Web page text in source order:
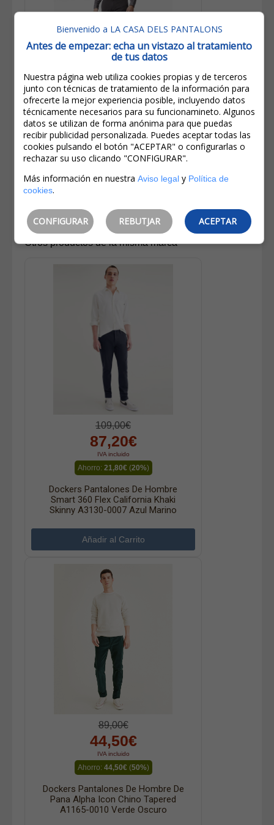
109,00€
87,20€
IVA incluido
Ahorro: 21,80€(20%)
Dockers Pantalones De Hombre
Gris Oscuro
Otros productos de la misma marca
109,00€
87,20€
IVA incluido
Ahorro: 21,80€(20%)
Dockers Pantalones De Hombre
Smart 360 Flex California Khaki
Skinny A3130-0007 Azul Marino
89,00€
44,50€
IVA incluido
Ahorro: 44,50€(50%)
Dockers Pantalones De Hombre De
Pana Alpha Icon Chino Tapered
A1165-0010 Verde Oscuro
Bienvenido a LA CASA DELS PANTALONS
Antes de empezar: echa un vistazo al tratamiento
de tus datos
Nuestra página web utiliza cookies propias y de terceros
junto con técnicas de tratamiento de la información para
ofrecerte la mejor experiencia posible, incluyendo datos
técnicamente necesarios para su funcionamineto. Algunos
datos se utilizan de forma anónima para que puedas
recibir publicidad personalizada. Puedes aceptar todas las
cookies pulsando el botón "ACEPTAR" o configurarlas o
rechazar su uso clicando "CONFIGURAR".
Más información en nuestra Aviso legaly Política de
cookies.
CONFIGURAR REBUTJAR ACEPTAR